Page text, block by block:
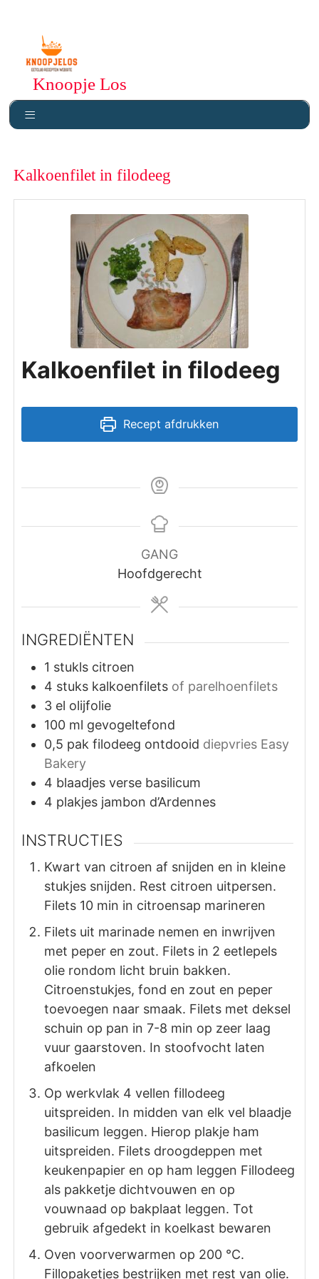
Knoopje Los
Kalkoenfilet in filodeeg
Kalkoenfilet in filodeeg
Recept afdrukken
GANG
Hoofdgerecht
INGREDIËNTEN
1 stukls citroen
4 stuks kalkoenfilets of parelhoenfilets
3 el olijfolie
100 ml gevogeltefond
0,5 pak filodeeg ontdooid diepvries Easy
Bakery
4 blaadjes verse basilicum
4 plakjes jambon d’Ardennes
INSTRUCTIES
Kwart van citroen af snijden en in kleine
stukjes snijden. Rest citroen uitpersen.
Filets 10 min in citroensap marineren
Filets uit marinade nemen en inwrijven
met peper en zout. Filets in 2 eetlepels
olie rondom licht bruin bakken.
Citroenstukjes, fond en zout en peper
toevoegen naar smaak. Filets met deksel
schuin op pan in 7-8 min op zeer laag
vuur gaarstoven. In stoofvocht laten
afkoelen
Op werkvlak 4 vellen fillodeeg
uitspreiden. In midden van elk vel blaadje
basilicum leggen. Hierop plakje ham
uitspreiden. Filets droogdeppen met
keukenpapier en op ham leggen Fillodeeg
als pakketje dichtvouwen en op
vouwnaad op bakplaat leggen. Tot
gebruik afgedekt in koelkast bewaren
Oven voorverwarmen op 200 °C.
Fillopaketjes bestrijken met rest van olie.